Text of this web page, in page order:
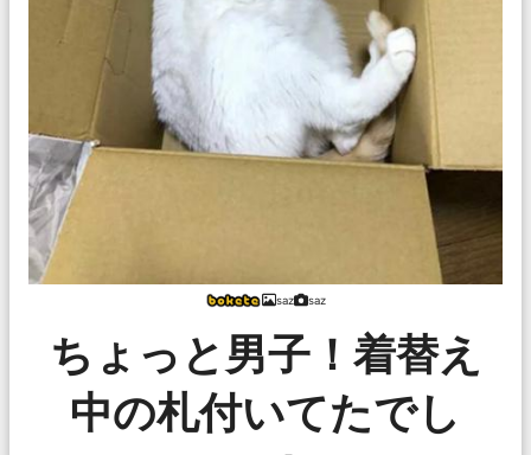
saz saz
ちょっと男子！着替え
中の札付いてたでし